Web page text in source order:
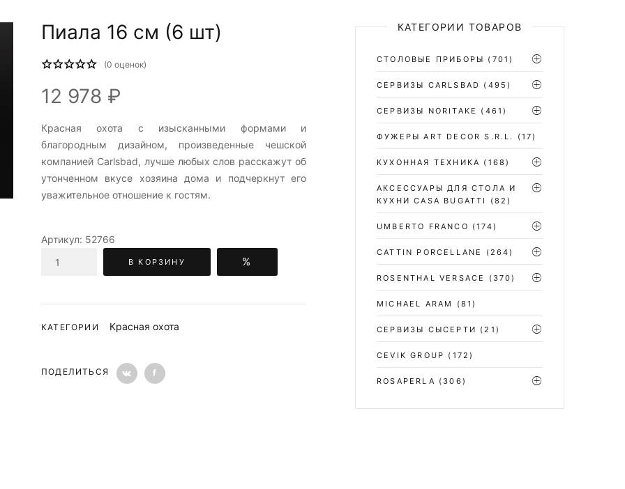
Пиала 16 см (6 шт)
(0 оценок)
12 978 ₽
Красная охота c изысканными формами и
благородным дизайном, произведенные чешской
компанией Carlsbad, лучше любых слов расскажут об
утонченном вкусе хозяина дома и подчеркнут его
уважительное отношение к гостям.
Артикул: 52766
В КОРЗИНУ %
КАТЕГОРИИ Красная охота
ПОДЕЛИТЬСЯ
КАТЕГОРИИ ТОВАРОВ
СТОЛОВЫЕ ПРИБОРЫ (701)
CЕРВИЗЫ CARLSBAD (495)
СЕРВИЗЫ NORITAKE (461)
ФУЖЕРЫ ART DECOR S.R.L. (17)
КУХОННАЯ ТЕХНИКА (168)
АКСЕССУАРЫ ДЛЯ СТОЛА И
КУХНИ CASA BUGATTI
(82)
UMBERTO FRANCO (174)
CATTIN PORCELLANE (264)
ROSENTHAL VERSACE (370)
MICHAEL ARAM (81)
СЕРВИЗЫ СЫСЕРТИ (21)
CEVIK GROUP (172)
ROSAPERLA (306)